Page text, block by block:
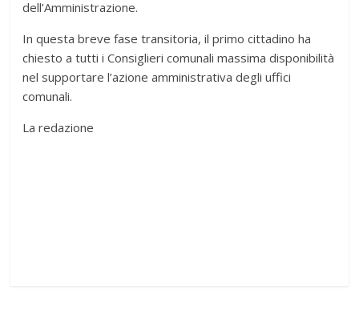
dell’Amministrazione.
In questa breve fase transitoria, il primo cittadino ha
chiesto a tutti i Consiglieri comunali massima disponibilità
nel supportare l’azione amministrativa degli uffici
comunali.
La redazione